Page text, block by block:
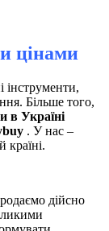
цінами
інструменти,
Більше того,
в Україні
. У нас –
країні.
дійсно